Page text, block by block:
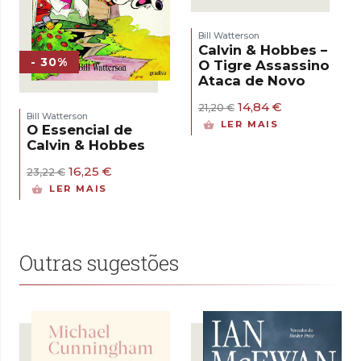
- 30%
Bill Watterson
O Essencial de
Calvin & Hobbes
23,22€ O
preço
16,25 €
LER MAIS
Bill Watterson
Calvin & Hobbes –
O Tigre Assassino
Ataca de Novo
21,20€ O
preço
14,84€O
LER MAIS
Outras sugestões